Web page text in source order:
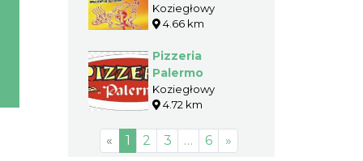
Koziegłowy
4.66 km
Pizzeria
Palermo
Koziegłowy
4.72 km
« 1 2 3 … 6 »